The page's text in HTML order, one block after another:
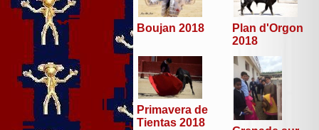
Boujan 2018
Plan d'Orgon
2018
Primavera de
Tientas 2018